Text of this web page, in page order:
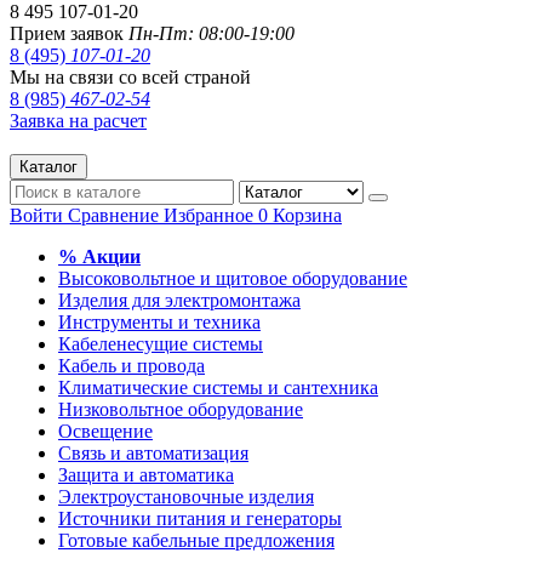
8 495 107-01-20
Прием заявок Пн-Пт: 08:00-19:00
8 (495) 107-01-20
Мы на связи со всей страной
8 (985) 467-02-54
Заявка на расчет
Каталог
Войти Сравнение Избранное 0 Корзина
% Акции
Высоковольтное и щитовое оборудование
Изделия для электромонтажа
Инструменты и техника
Кабеленесущие системы
Кабель и провода
Климатические системы и сантехника
Низковольтное оборудование
Освещение
Связь и автоматизация
Защита и автоматика
Электроустановочные изделия
Источники питания и генераторы
Готовые кабельные предложения